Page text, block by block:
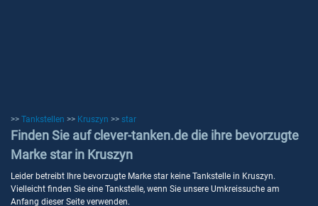
>> Tankstellen >> Kruszyn >> star
Finden Sie auf clever-tanken.de die ihre bevorzugte
Marke star in Kruszyn
Leider betreibt Ihre bevorzugte Marke star keine Tankstelle in Kruszyn.
Vielleicht finden Sie eine Tankstelle, wenn Sie unsere Umkreissuche am
Anfang dieser Seite verwenden.